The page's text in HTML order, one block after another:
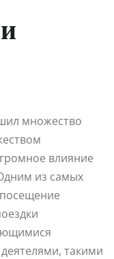
множество
влияние
из самых
такими